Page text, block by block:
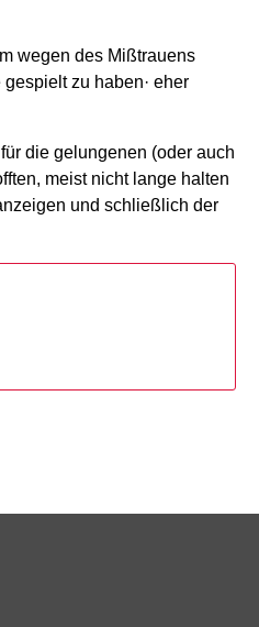
wegen des Mißtrauens
zu haben· eher
die gelungenen (oder auch
meist nicht lange halten
und schließlich der